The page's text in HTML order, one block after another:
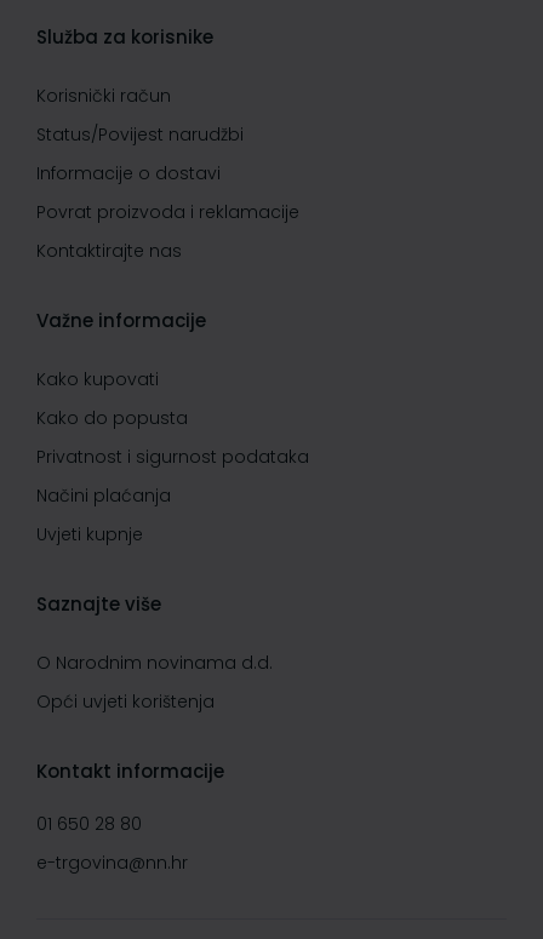
Služba za korisnike
Korisnički račun
Status/Povijest narudžbi
Informacije o dostavi
Povrat proizvoda i reklamacije
Kontaktirajte nas
Važne informacije
Kako kupovati
Kako do popusta
Privatnost i sigurnost podataka
Načini plaćanja
Uvjeti kupnje
Saznajte više
O Narodnim novinama d.d.
Opći uvjeti korištenja
Kontakt informacije
01 650 28 80
e-trgovina@nn.hr